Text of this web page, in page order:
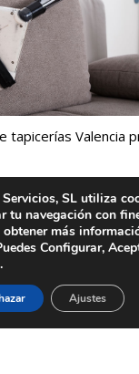
tapicerías Valencia
por Tandem Marketing
Información legal
SL utiliza
tu navegación con
más
Configurar,
Ajustes